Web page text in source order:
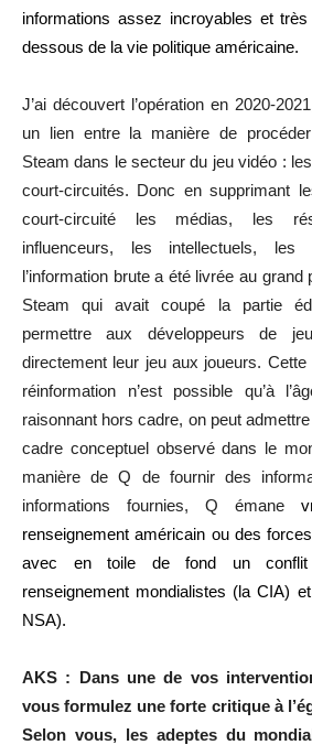
informations assez incroyables et
dessous de la vie politique américaine.
J’ai découvert l’opération en 2020-
un lien entre la manière de
Steam dans le secteur du jeu vidéo :
court-circuités. Donc en supprimant
court-circuité les médias, les
influenceurs, les intellectuels, les
l’information brute a été livrée au
Steam qui avait coupé la partie
permettre aux développeurs de
directement leur jeu aux joueurs.
réinformation n’est possible qu’à
raisonnant hors cadre, on peut
cadre conceptuel observé dans le
manière de Q de fournir des
informations fournies, Q émane
renseignement américain ou des
avec en toile de fond un
renseignement mondialistes (la CIA)
NSA).
AKS : Dans une de vos
vous formulez une forte critique à
Selon vous, les adeptes du